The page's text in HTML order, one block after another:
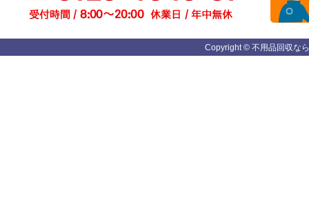
Copyright © 不用品回収な